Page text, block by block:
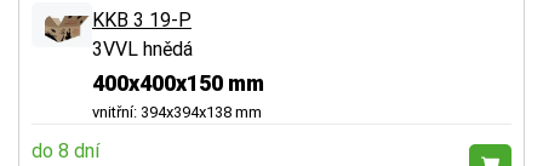
KKB 3 19-P
3VVL hnědá
400x400x150 mm
vnitřní: 394x394x138 mm
do 8 dní